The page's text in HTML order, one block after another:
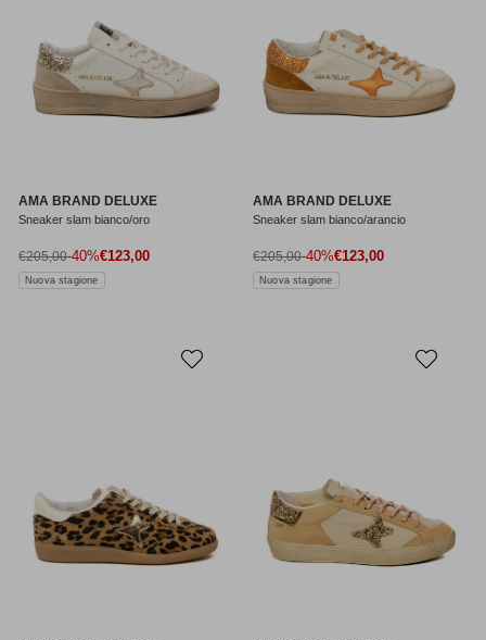
AMA BRAND DELUXE
Sneaker slam bianco/oro
Prezzo di vendita
€123,00
Prezzo normale
€205,00-40%
Nuova stagione
AMA BRAND DELUXE
Sneaker slam bianco/arancio
Prezzo di vendita
€123,00
Prezzo normale
€205,00-40%
Nuova stagione